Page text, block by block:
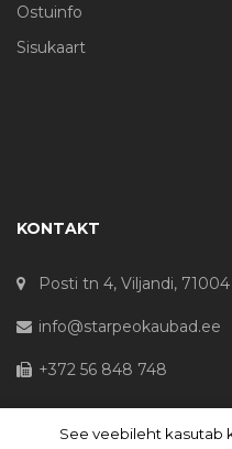
Ostuinfo
Sisukaart
KONTAKT
Posti tn 4, Viljandi, 71004
info@starpeokaubad.ee
+372 56 848 748
See veebileht kasutab